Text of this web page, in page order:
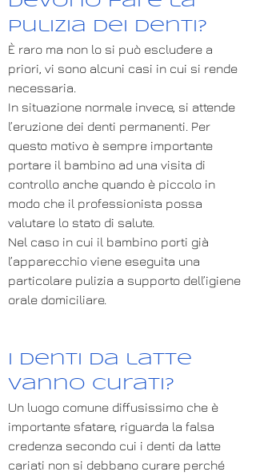
pulizia dei denti?
È raro ma non lo si può escludere a
priori, vi sono alcuni casi in cui si rende
necessaria.
In situazione normale invece, si attende
l’eruzione dei denti permanenti. Per
questo motivo è sempre importante
portare il bambino ad una visita di
controllo anche quando è piccolo in
modo che il professionista possa
valutare lo stato di salute.
Nel caso in cui il bambino porti già
l’apparecchio viene eseguita una
particolare pulizia a supporto dell’igiene
orale domiciliare.
I denti da latte
vanno curati?
Un luogo comune diffusissimo che è
importante sfatare, riguarda la falsa
credenza secondo cui i denti da latte
cariati non si debbano curare perché